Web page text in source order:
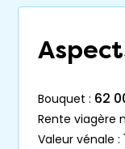
bouquet : 62
rente viagère
valeur vénale :